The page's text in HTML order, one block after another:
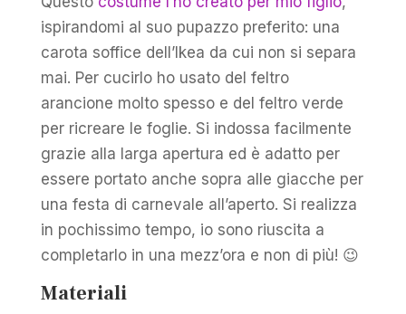
ispirandomi al suo pupazzo preferito: una
carota soffice dell’Ikea da cui non si separa
mai. Per cucirlo ho usato del feltro
arancione molto spesso e del feltro verde
per ricreare le foglie. Si indossa facilmente
grazie alla larga apertura ed è adatto per
essere portato anche sopra alle giacche per
una festa di carnevale all’aperto. Si realizza
in pochissimo tempo, io sono riuscita a
completarlo in una mezz’ora e non di più! 😉
Materiali